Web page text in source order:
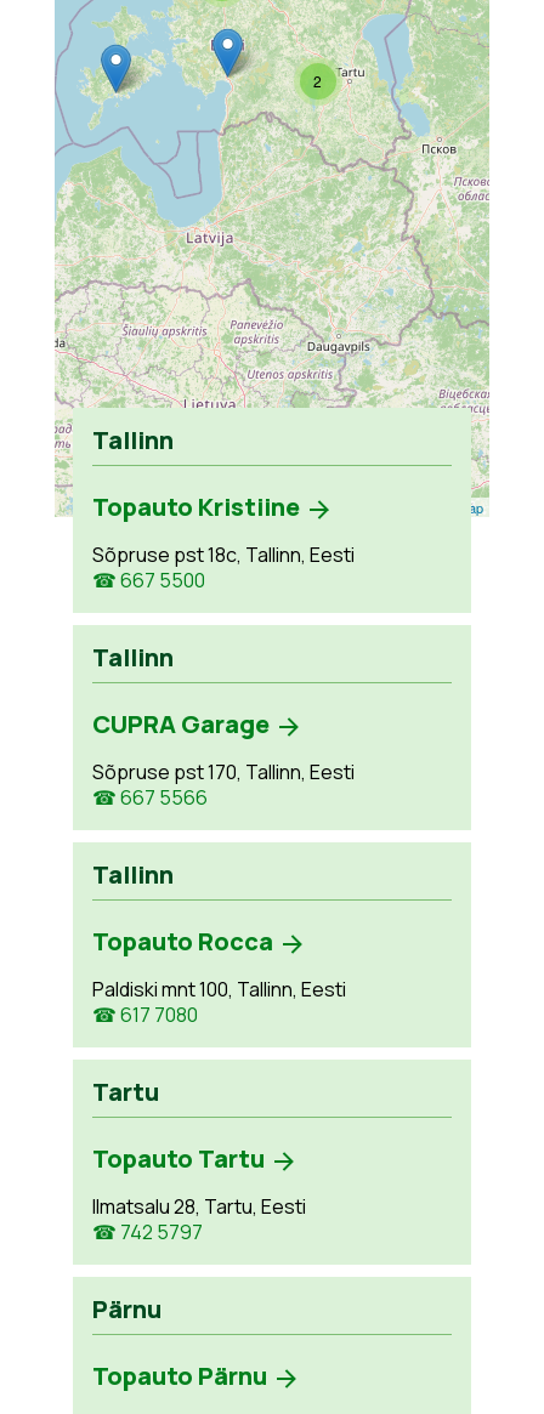
2
Leaflet OpenStreetMap
Tallinn
Topauto Kristiine
Sõpruse pst 18c, Tallinn, Eesti
☎ 667 5500
Tallinn
CUPRA Garage
Sõpruse pst 170, Tallinn, Eesti
☎ 667 5566
Tallinn
Topauto Rocca
Paldiski mnt 100, Tallinn, Eesti
☎ 617 7080
Tartu
Topauto Tartu
Ilmatsalu 28, Tartu, Eesti
☎ 742 5797
Pärnu
Topauto Pärnu